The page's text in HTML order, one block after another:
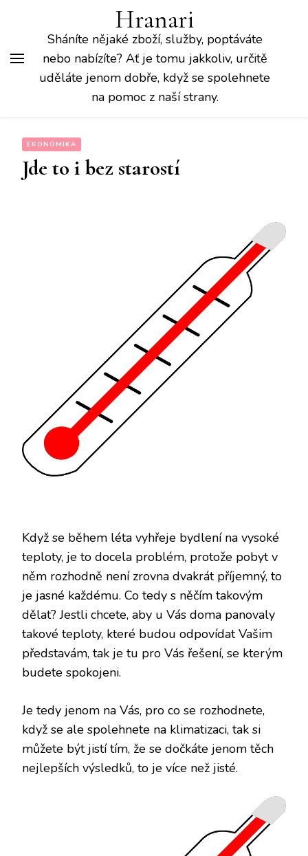
Hranari
Sháníte nějaké zboží, služby, poptáváte
nebo nabízíte? Ať je tomu jakkoliv, určitě
uděláte jenom dobře, když se spolehnete
na pomoc z naší strany.
EKONOMIKA
Jde to i bez starostí
Když se během léta vyhřeje bydlení na vysoké
teploty, je to docela problém, protože pobyt v
něm rozhodně není zrovna dvakrát příjemný, to
je jasné každému. Co tedy s něčím takovým
dělat? Jestli chcete, aby u Vás doma panovaly
takové teploty, které budou odpovídat Vašim
představám, tak je tu pro Vás řešení, se kterým
budete spokojeni.
Je tedy jenom na Vás, pro co se rozhodnete,
když se ale spolehnete na klimatizaci, tak si
můžete být jistí tím, že se dočkáte jenom těch
nejlepších výsledků, to je více než jisté.